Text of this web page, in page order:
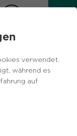
verwendet.
während es
auf
das